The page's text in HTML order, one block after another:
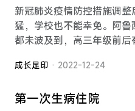
新冠肺炎疫情防控措施调
猛，学校也不能幸免。阿
都未波及到，高三年级前后
成长足印 · 2022-12-24
第一次生病住院